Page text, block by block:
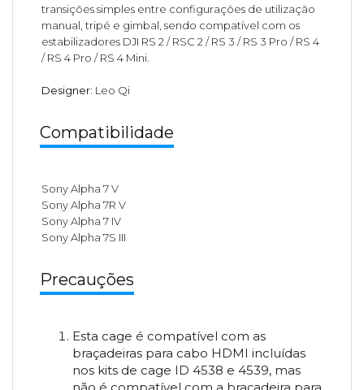
transições simples entre configurações de utilização
manual, tripé e gimbal, sendo compatível com os
estabilizadores DJI RS 2 / RSC 2 / RS 3 / RS 3 Pro / RS 4
/ RS 4 Pro / RS 4 Mini.
Designer: Leo Qi
Compatibilidade
Sony Alpha 7 V
Sony Alpha 7R V
Sony Alpha 7 IV
Sony Alpha 7S III
Precauções
Esta cage é compatível com as
braçadeiras para cabo HDMI incluídas
nos kits de cage ID 4538 e 4539, mas
não é compatível com a braçadeira para